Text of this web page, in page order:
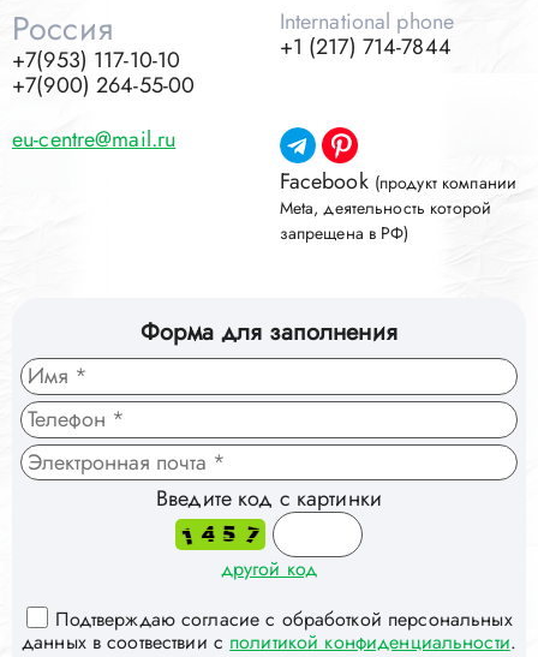
Россия
+7(953) 117-10-10
+7(900) 264-55-00
International phone
+1 (217) 714-7844
eu-centre@mail.ru
Facebook (продукт компании
Meta, деятельность которой
запрещена в РФ)
Форма для заполнения
Введите код с картинки
другой код
Подтверждаю согласие с обработкой персональных
данных в соотвествии с политикой конфиденциальности.